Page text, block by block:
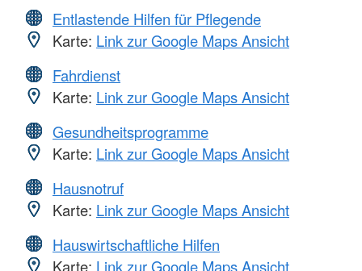
Entlastende Hilfen für Pflegende
Karte: Link zur Google Maps Ansicht
Fahrdienst
Karte: Link zur Google Maps Ansicht
Gesundheitsprogramme
Karte: Link zur Google Maps Ansicht
Hausnotruf
Karte: Link zur Google Maps Ansicht
Hauswirtschaftliche Hilfen
Karte: Link zur Google Maps Ansicht